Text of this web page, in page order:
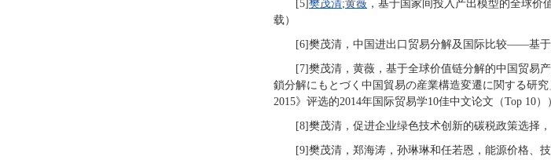
[5]樊茂清;黄薇 ，基于国家间投入产出模型的全球价
载）
[6]樊茂清，中国进出口贸易分解及国际比较——基于
[7]樊茂清，黄薇，基于全球价值链分解的中国贸易
鎖分解にもとづく中国貿易の産業構造変遷に関する研
2015》评选的2014年国际贸易学10佳中文论文（Top 10）
[8]樊茂清，促进企业绿色技术创新的碳税政策选择，
[9]樊茂清，郑海涛，孙琳琳和任若恩，能源价格、